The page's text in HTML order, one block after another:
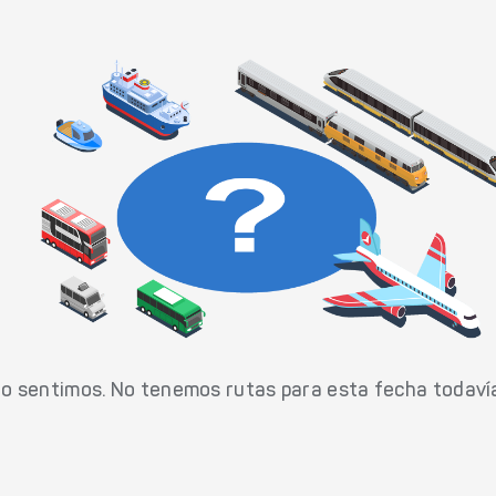
sentimos. No tenemos rutas para esta fecha